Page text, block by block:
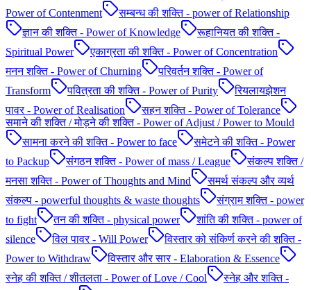
Power of Contenment
सम्बन्ध की शक्ति - power of Relationship
ज्ञान की शक्ति - Power of Knowledge
रूहानियत की शक्ति -
Spiritual Power
एकाग्रता की शक्ति - Power of Concentration
मनन शक्ति - Power of Churning
परिवर्तन शक्ति - Power of
Transform
पवित्रता की शक्ति - Power of Purity
रियलायझेशन
पावर - Power of Realisation
सहन शक्ति - Power of Tolerance
समाने की शक्ति / मोड़ने की शक्ति - Power of Adjust / Power to Mould
सामना करने की शक्ति - Power to face
समेटने की शक्ति - Power
to Packup
संगठन शक्ति - Power of mass / League
संकल्प शक्ति /
मनसा शक्ति - Power of Thoughts and Mind
समर्थ संकल्प और व्यर्थ
संकल्प - powerful thoughts & waste thoughts
संग्राम शक्ति - power
to fight
तन की शक्ति - physical power
शांति की शक्ति - power of
silence
विल पावर - Will Power
विस्तार को संकिर्ण करने की शक्ति -
Power to Withdraw
विस्तार और सार - Elaboration & Essence
स्नेह की शक्ति / शीतलता - Power of Love / Cool
स्नेह और शक्ति -